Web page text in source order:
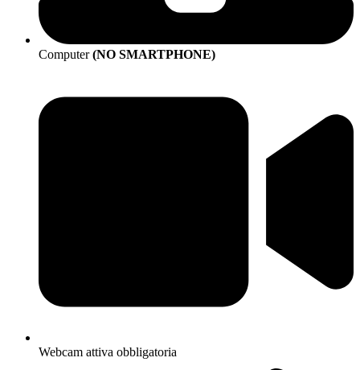
Computer(NO SMARTPHONE)
Webcam attiva obbligatoria